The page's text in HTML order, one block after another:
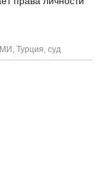
, Турция, суд